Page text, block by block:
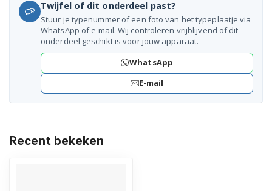
Twijfel of dit onderdeel past?
Stuur je typenummer of een foto van het typeplaatje via
WhatsApp of e-mail. Wij controleren vrijblijvend of dit
onderdeel geschikt is voor jouw apparaat.
WhatsApp
E-mail
Recent bekeken